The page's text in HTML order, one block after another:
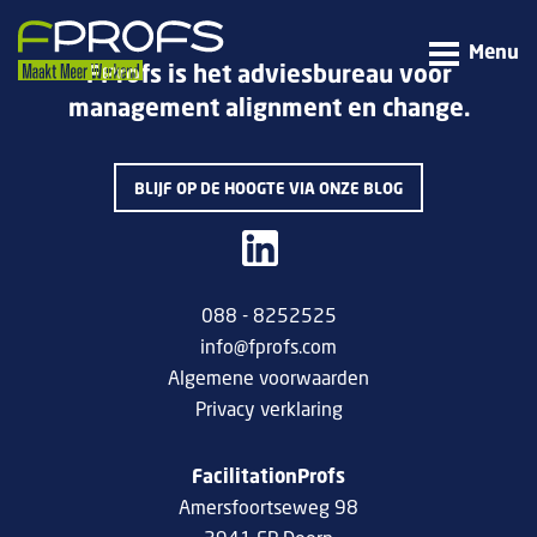
Menu
FProfs is het adviesbureau voor
management alignment en change.
BLIJF OP DE HOOGTE VIA ONZE BLOG
088 - 8252525
info@fprofs.com
Algemene voorwaarden
Privacy verklaring
FacilitationProfs
Amersfoortseweg 98